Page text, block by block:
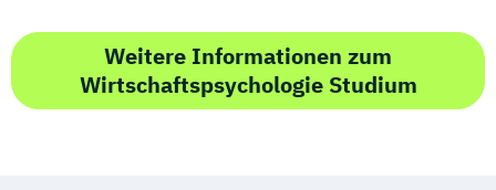
Weitere Informationen zum
Wirtschaftspsychologie Studium